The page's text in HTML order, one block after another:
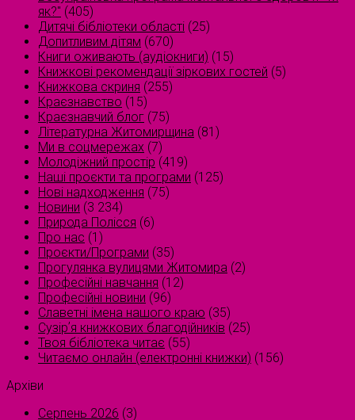
як?" (405)
Дитячі бібліотеки області (25)
Допитливим дітям (670)
Книги оживають (аудіокниги) (15)
Книжкові рекомендації зіркових гостей (5)
Книжкова скриня (255)
Краєзнавство (15)
Краєзнавчий блог (75)
Літературна Житомирщина (81)
Ми в соцмережах (7)
Молодіжний простір (419)
Наші проєкти та програми (125)
Нові надходження (75)
Новини (3 234)
Природа Полісся (6)
Про нас (1)
Проєкти/Програми (35)
Прогулянка вулицями Житомира (2)
Професійні навчання (12)
Професійні новини (96)
Славетні імена нашого краю (35)
Сузірʼя книжкових благодійників (25)
Твоя бібліотека читає (55)
Читаємо онлайн (електронні книжки) (156)
Архіви
Серпень 2026 (3)